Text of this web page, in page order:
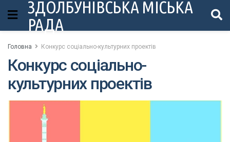
ЗДОЛБУНІВСЬКА МІСЬКА
РАДА
Головна Конкурс соціально-культурних проектів
Конкурс соціально-
культурних проектів